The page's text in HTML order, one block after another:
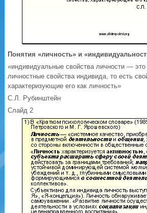
Понятия «личность» и
«индивидуальные свойства личности —
личностные свойства индивида, то есть
характеризующие его как личность»
С.Л. Рубинштейн
Слайд 2